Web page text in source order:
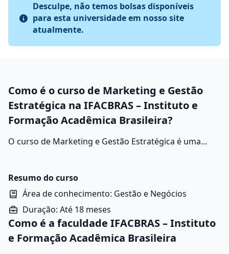
Desculpe, não temos bolsas disponíveis
para esta universidade em nosso site
atualmente.
Como é o curso de Marketing e Gestão
Estratégica na IFACBRAS – Instituto e
Formação Acadêmica Brasileira?
O curso de Marketing e Gestão Estratégica é uma
proporcionando aos estudantes uma visão
abrangente sobre como promover produtos e
serviços de forma eficaz em um ambiente de negócios
competitivo.
Resumo do curso
Área de conhecimento: Gestão e Negócios
Duração: Até 18 meses
Como é a faculdade IFACBRAS – Instituto
e Formação Acadêmica Brasileira